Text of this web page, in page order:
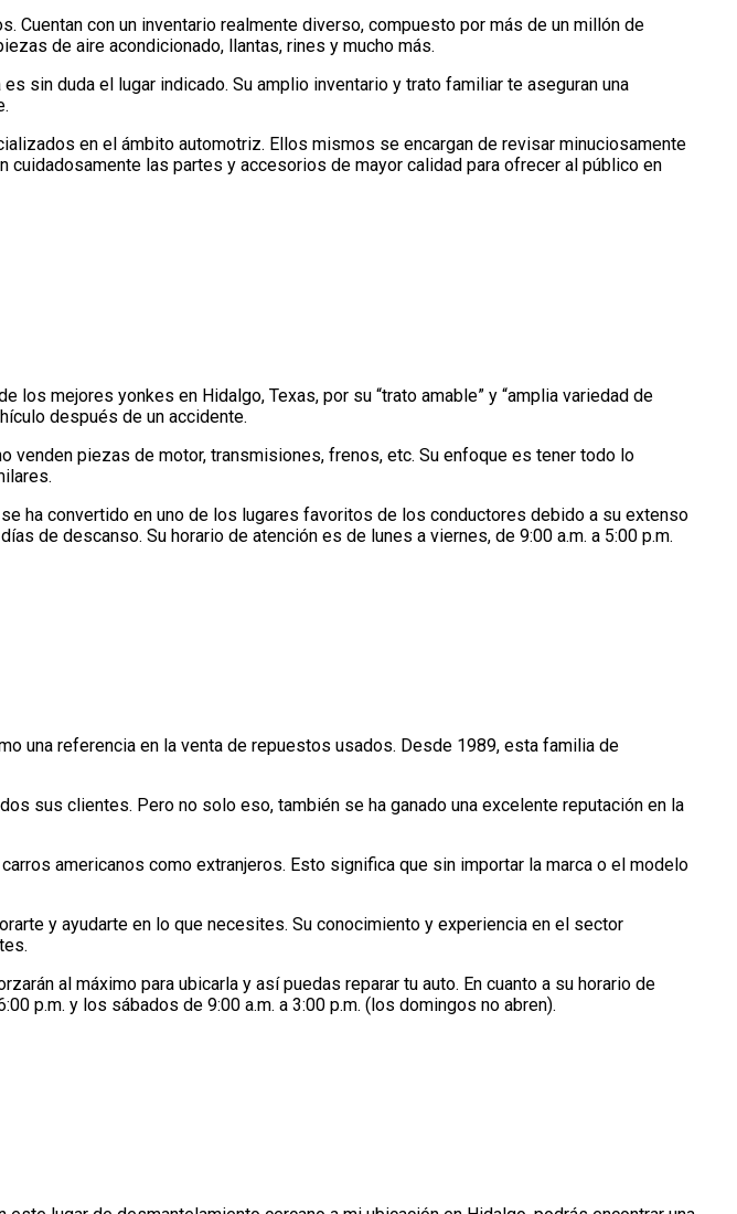
con un inventario realmente diverso, compuesto por más de un millón de
de aire acondicionado, llantas, rines y mucho más.
sin duda el lugar indicado. Su amplio inventario y trato familiar te aseguran una
en el ámbito automotriz. Ellos mismos se encargan de revisar minuciosamente
las partes y accesorios de mayor calidad para ofrecer al público en
mejores yonkes en Hidalgo, Texas, por su “trato amable” y “amplia variedad de
después de un accidente.
piezas de motor, transmisiones, frenos, etc. Su enfoque es tener todo lo
ha convertido en uno de los lugares favoritos de los conductores debido a su extenso
de descanso. Su horario de atención es de lunes a viernes, de 9:00 a.m. a 5:00 p.m.
una referencia en la venta de repuestos usados. Desde 1989, esta familia de
sus clientes. Pero no solo eso, también se ha ganado una excelente reputación en la
americanos como extranjeros. Esto significa que sin importar la marca o el modelo
y ayudarte en lo que necesites. Su conocimiento y experiencia en el sector
al máximo para ubicarla y así puedas reparar tu auto. En cuanto a su horario de
p.m. y los sábados de 9:00 a.m. a 3:00 p.m. (los domingos no abren).